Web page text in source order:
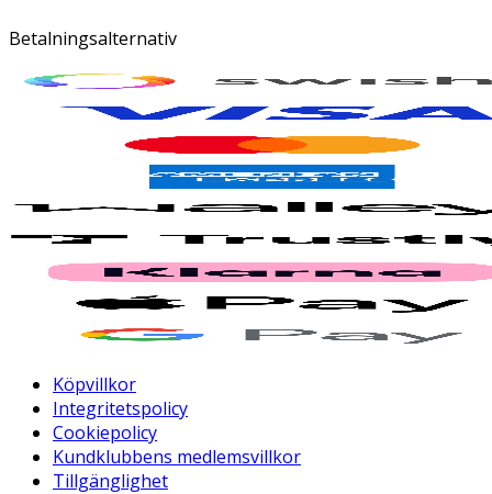
Betalningsalternativ
Köpvillkor
Integritetspolicy
Cookiepolicy
Kundklubbens medlemsvillkor
Tillgänglighet